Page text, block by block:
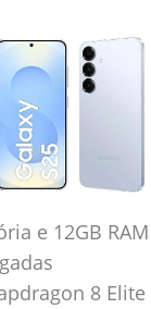
e 12GB RAM
8 Elite